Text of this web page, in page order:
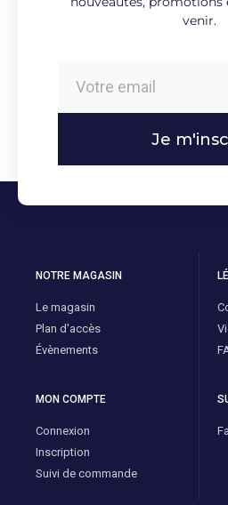
venir.
Je
NOTRE MAGASIN
Le magasin
Plan d'accès
Évènements
MON COMPTE
Connexion
Inscription
Suivi de commande